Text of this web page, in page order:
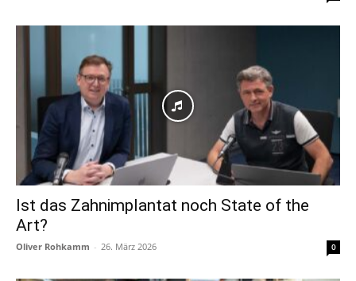
Ist das Zahnimplantat noch State of the
Art?
Oliver Rohkamm - 26. März 2026 0